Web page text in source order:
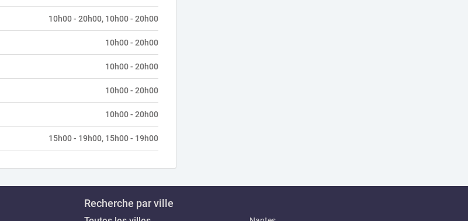
10h00 - 20h00, 10h00 - 20h00
10h00 - 20h00
10h00 - 20h00
10h00 - 20h00
10h00 - 20h00
15h00 - 19h00, 15h00 - 19h00
Recherche par ville